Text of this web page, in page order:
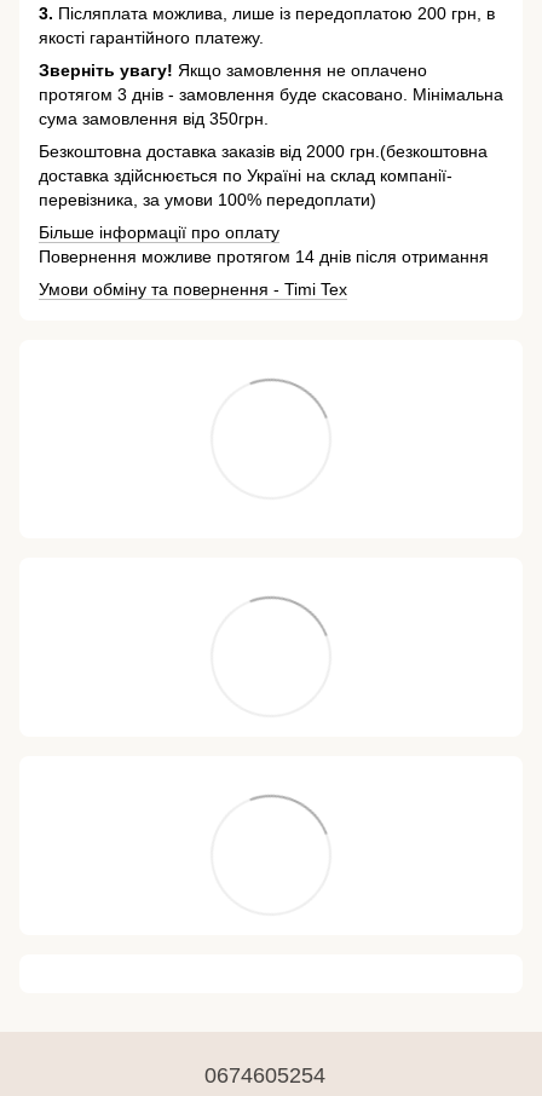
3. Післяплата можлива, лише із передоплатою 200 грн, в
якості гарантійного платежу.
Зверніть увагу! Якщо замовлення не оплачено
протягом 3 днів - замовлення буде скасовано. Мінімальна
сума замовлення від 350грн.
Безкоштовна доставка заказів від 2000 грн.(безкоштовна
доставка здійснюється по Україні на склад компанії-
перевізника, за умови 100% передоплати)
Більше інформації про оплату
Повернення можливе протягом 14 днів після отримання
Умови обміну та повернення - Timi Tex
0674605254